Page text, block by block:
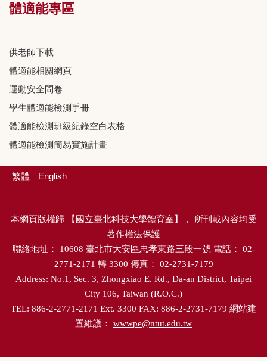
體適能專區
供老師下載
體適能相關網頁
運動安全問卷
學生體適能檢測手冊
體適能檢測班級紀錄空白表格
體適能檢測簡易實施計畫
繁體 English
本網頁版權歸【 國立臺北科技大學體育室 】，
所刊載內容均受
著作權法保護
聯絡地址：
10608 臺北市大安區忠孝東路三段一號 電話：
02-
2771-2171 轉3300 傳真：
02-2731-7179
Address: No.1, Sec. 3, Zhongxiao E. Rd., Da-an District, Taipei
City 106, Taiwan (R.O.C.)
TEL: 886-2-2771-2171 Ext. 3300 FAX: 886-2-2731-7179 網站建
置維護：
wwwpe@ntut.edu.tw